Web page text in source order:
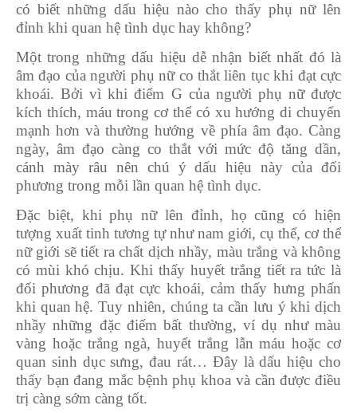
có biết những dấu hiệu nào cho thấy phụ nữ lên
đỉnh khi quan hệ tình dục hay không?
Một trong những dấu hiệu dễ nhận biết nhất đó là
âm đạo của người phụ nữ co thắt liên tục khi đạt cực
khoái. Bởi vì khi điểm G của người phụ nữ được
kích thích, máu trong cơ thể có xu hướng di chuyển
mạnh hơn và thường hướng về phía âm đạo. Càng
ngày, âm đạo càng co thắt với mức độ tăng dần,
cánh mày râu nên chú ý dấu hiệu này của đối
phương trong mỗi lần quan hệ tình dục.
Đặc biệt, khi phụ nữ lên đỉnh, họ cũng có hiện
tượng xuất tinh tương tự như nam giới, cụ thể, cơ thể
nữ giới sẽ tiết ra chất dịch nhầy, màu trắng và không
có mùi khó chịu. Khi thấy huyết trắng tiết ra tức là
đối phương đã đạt cực khoái, cảm thấy hưng phấn
khi quan hệ. Tuy nhiên, chúng ta cần lưu ý khi dịch
nhầy những đặc điểm bất thường, ví dụ như màu
vàng hoặc trắng ngà, huyết trắng lẫn máu hoặc cơ
quan sinh dục sưng, đau rát… Đây là dấu hiệu cho
thấy bạn đang mắc bệnh phụ khoa và cần được điều
trị càng sớm càng tốt.